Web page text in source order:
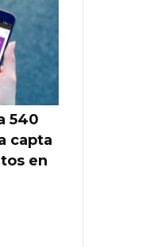
540
capta
en